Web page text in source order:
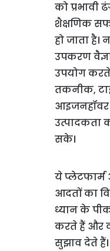
को प्रभावी
शैक्षणिक
हो जाता
उपकरण
उपयोग करते
तकनीक,
आइजनहॉवर
उत्पादकता
सके।
ये
आदतों का
ध्यान के
करते हैं और
सुझाव देते